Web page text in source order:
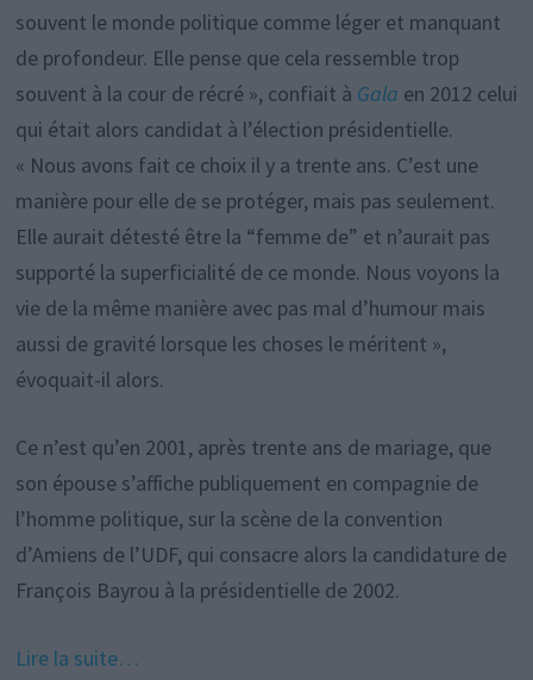
souvent le monde politique comme léger et manquant
de profondeur. Elle pense que cela ressemble trop
souvent à la cour de récré », confiait à Gala en 2012 celui
qui était alors candidat à l’élection présidentielle.
« Nous avons fait ce choix il y a trente ans. C’est une
manière pour elle de se protéger, mais pas seulement.
Elle aurait détesté être la “femme de” et n’aurait pas
supporté la superficialité de ce monde. Nous voyons la
vie de la même manière avec pas mal d’humour mais
aussi de gravité lorsque les choses le méritent »,
évoquait-il alors.
Ce n’est qu’en 2001, après trente ans de mariage, que
son épouse s’affiche publiquement en compagnie de
l’homme politique, sur la scène de la convention
d’Amiens de l’UDF, qui consacre alors la candidature de
François Bayrou à la présidentielle de 2002.
Lire la suite…